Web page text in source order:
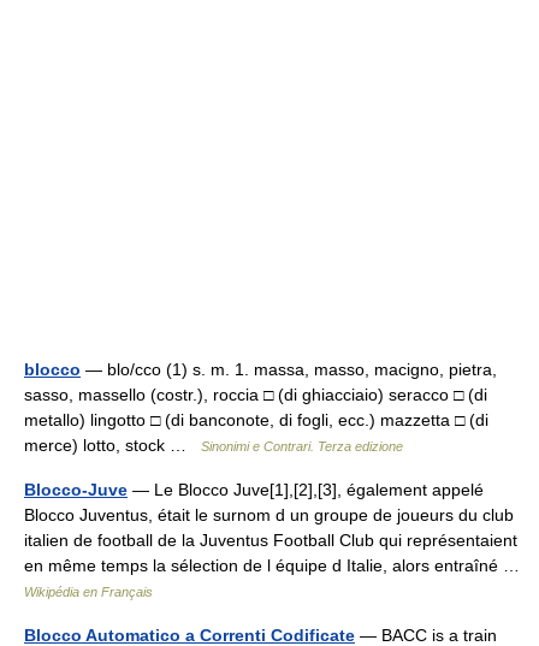
blocco — blo/cco (1) s. m. 1. massa, masso, macigno, pietra,
sasso, massello (costr.), roccia □ (di ghiacciaio) seracco □ (di
metallo) lingotto □ (di banconote, di fogli, ecc.) mazzetta □ (di
merce) lotto, stock …
Sinonimi e Contrari. Terza edizione
Blocco-Juve — Le Blocco Juve[1],[2],[3], également appelé
Blocco Juventus, était le surnom d un groupe de joueurs du club
italien de football de la Juventus Football Club qui représentaient
en même temps la sélection de l équipe d Italie, alors entraîné …
Wikipédia en Français
Blocco Automatico a Correnti Codificate — BACC is a train